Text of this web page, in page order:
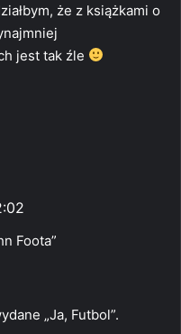
że z książkami o
jest tak źle
Foota”
„Ja, Futbol”.